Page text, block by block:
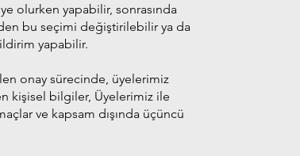
olurken yapabilir, sonrasında
bu seçimi değiştirilebilir ya da
yapabilir.
onay sürecinde, üyelerimiz
kişisel bilgiler, Üyelerimiz ile
ve kapsam dışında üçüncü